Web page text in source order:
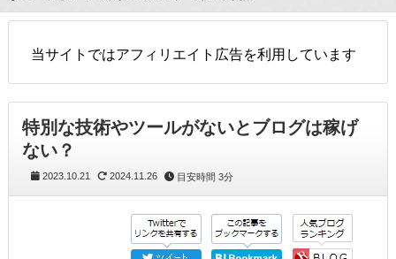
当サイトではアフィリエイト広告を利用しています
特別な技術やツールがないとブログは稼げ
ない？
2023.10.21 2024.11.26 目安時間 3分